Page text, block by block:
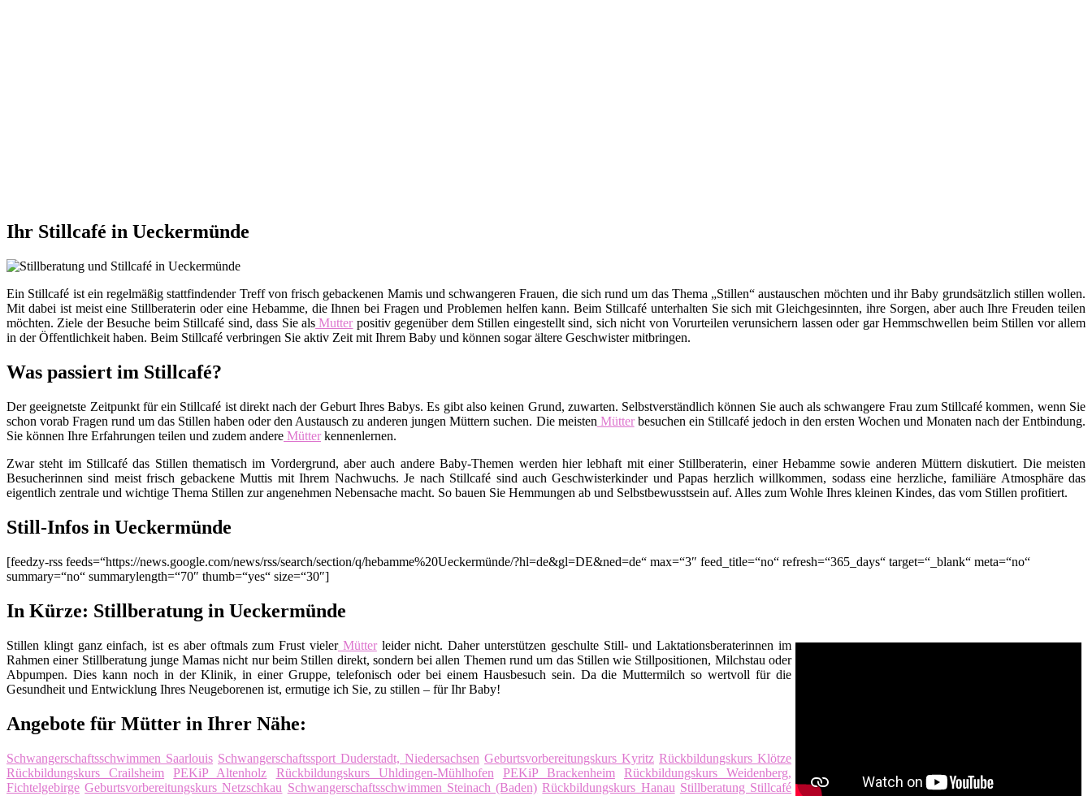
Ihr Stillcafé in Ueckermünde
Ein Stillcafé ist ein regelmäßig stattfindender Treff von frisch gebackenen Mamis und schwangeren Frauen, die sich rund um das Thema „Stillen“ austauschen möchten und ihr Baby grundsätzlich stillen wollen.
Mit dabei ist meist eine Stillberaterin oder eine Hebamme, die Ihnen bei Fragen und Problemen helfen kann. Beim Stillcafé unterhalten Sie sich mit Gleichgesinnten, ihre Sorgen, aber auch Ihre Freuden teilen
möchten. Ziele der Besuche beim Stillcafé sind, dass Sie als Mutterpositiv gegenüber dem Stillen eingestellt sind, sich nicht von Vorurteilen verunsichern lassen oder gar Hemmschwellen beim Stillen vor allem
in der Öffentlichkeit haben. Beim Stillcafé verbringen Sie aktiv Zeit mit Ihrem Baby und können sogar ältere Geschwister mitbringen.
Was passiert im Stillcafé?
Der geeignetste Zeitpunkt für ein Stillcafé ist direkt nach der Geburt Ihres Babys. Es gibt also keinen Grund, zuwarten. Selbstverständlich können Sie auch als schwangere Frau zum Stillcafé kommen, wenn Sie
schon vorab Fragen rund um das Stillen haben oder den Austausch zu anderen jungen Müttern suchen. Die meisten Mütterbesuchen ein Stillcafé jedoch in den ersten Wochen und Monaten nach der Entbindung.
Sie können Ihre Erfahrungen teilen und zudem andere Mütterkennenlernen.
Zwar steht im Stillcafé das Stillen thematisch im Vordergrund, aber auch andere Baby-Themen werden hier lebhaft mit einer Stillberaterin, einer Hebamme sowie anderen Müttern diskutiert. Die meisten
Besucherinnen sind meist frisch gebackene Muttis mit Ihrem Nachwuchs. Je nach Stillcafé sind auch Geschwisterkinder und Papas herzlich willkommen, sodass eine herzliche, familiäre Atmosphäre das
eigentlich zentrale und wichtige Thema Stillen zur angenehmen Nebensache macht. So bauen Sie Hemmungen ab und Selbstbewusstsein auf. Alles zum Wohle Ihres kleinen Kindes, das vom Stillen profitiert.
Still-Infos in Ueckermünde
[feedzy-rss feeds=“https://news.google.com/news/rss/search/section/q/hebamme%20Ueckermünde/?hl=de&gl=DE&ned=de“ max=“3″ feed_title=“no“ refresh=“365_days“ target=“_blank“ meta=“no“
summary=“no“ summarylength=“70″ thumb=“yes“ size=“30″]
In Kürze: Stillberatung in Ueckermünde
Stillen klingt ganz einfach, ist es aber oftmals zum Frust vielerMütterleider nicht. Daher unterstützen geschulte Still- und Laktationsberaterinnen im
Rahmen einer Stillberatung junge Mamas nicht nur beim Stillen direkt, sondern bei allen Themen rund um das Stillen wie Stillpositionen, Milchstau oder
Abpumpen. Dies kann noch in der Klinik, in einer Gruppe, telefonisch oder bei einem Hausbesuch sein. Da die Muttermilch so wertvoll für die
Gesundheit und Entwicklung Ihres Neugeborenen ist, ermutige ich Sie, zu stillen – für Ihr Baby!
Angebote für Mütter in Ihrer Nähe:
Schwangerschaftsschwimmen Saarlouis Schwangerschaftssport Duderstadt, Niedersachsen Geburtsvorbereitungskurs Kyritz Rückbildungskurs Klötze
Rückbildungskurs Crailsheim
PEKiP Altenholz Rückbildungskurs Uhldingen-Mühlhofen PEKiP Brackenheim
Rückbildungskurs Weidenberg,
Fichtelgebirge Geburtsvorbereitungskurs Netzschkau Schwangerschaftsschwimmen Steinach (Baden) Rückbildungskurs Hanau Stillberatung Stillcafé